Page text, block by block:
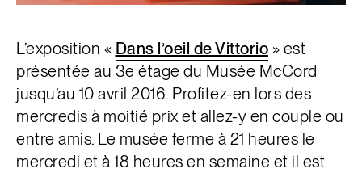
L’exposition « Dans l’oeil de Vittorio » est
présentée au 3e étage du Musée McCord
jusqu’au 10 avril 2016. Profitez-en lors des
mercredis à moitié prix et allez-y en couple ou
entre amis. Le musée ferme à 21 heures le
mercredi et à 18 heures en semaine et il est